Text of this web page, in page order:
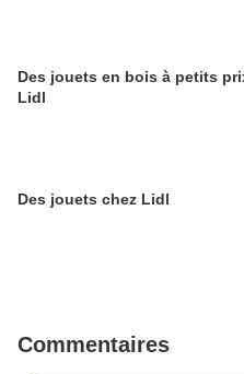
Des jouets en bois à petits
Lidl
Des jouets chez Lidl
Commentaires